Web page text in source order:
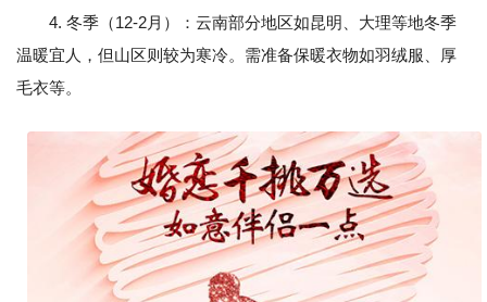
4. 冬季（12-2月）：云南部分地区如昆明、大理等地冬季
温暖宜人，但山区则较为寒冷。需准备保暖衣物如羽绒服、厚
毛衣等。